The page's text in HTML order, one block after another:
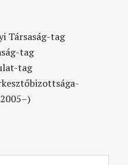
Társaság-tag
tag
tag